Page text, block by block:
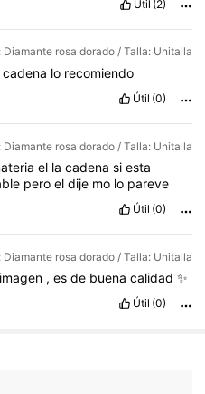
Útil (2)
Diamante rosa dorado / Talla: Unitalla
cadena lo recomiendo
Útil (0)
Diamante rosa dorado / Talla: Unitalla
el la cadena si esta
peroeldije mo lo pareve
Útil (0)
Diamante rosa dorado / Talla: Unitalla
imagen , es de buena calidad ✨
Útil (0)